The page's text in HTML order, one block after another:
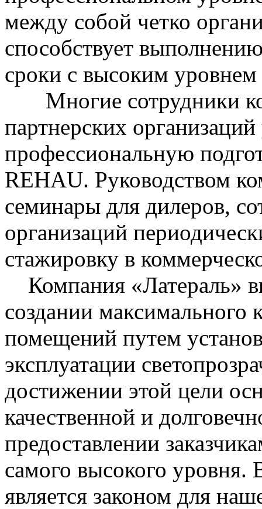
между собой четко
способствует
сроки с высоким уровнем
Многие сотрудники
партнерских
профессиональную
REHAU. Руководством
семинары для дилеров,
организаций
стажировку в
Компания «Латераль»
создании
помещений путем
эксплуатации
достижении этой цели
качественной и
предоставлении
самого высокого
является законом для